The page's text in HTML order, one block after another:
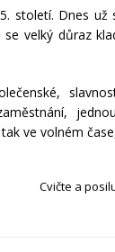
století. Dnes už
velký důraz
ve volném
Cvičte a